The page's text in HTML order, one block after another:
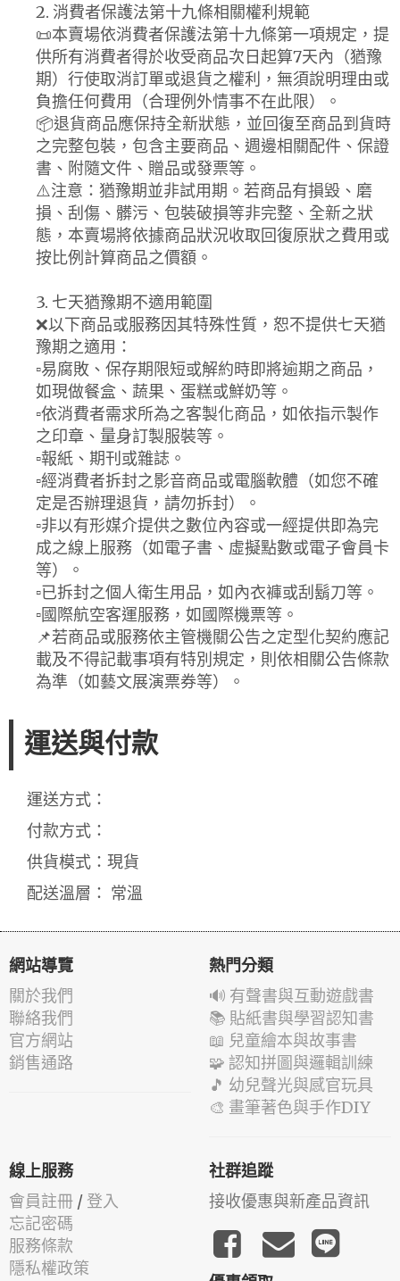
2. 消費者保護法第十九條相關權利規範
📜本賣場依消費者保護法第十九條第一項規定，提
供所有消費者得於收受商品次日起算7天內（猶豫
期）行使取消訂單或退貨之權利，無須說明理由或
負擔任何費用（合理例外情事不在此限）。
📦退貨商品應保持全新狀態，並回復至商品到貨時
之完整包裝，包含主要商品、週邊相關配件、保證
書、附隨文件、贈品或發票等。
⚠️注意：猶豫期並非試用期。若商品有損毀、磨
損、刮傷、髒污、包裝破損等非完整、全新之狀
態，本賣場將依據商品狀況收取回復原狀之費用或
按比例計算商品之價額。
3. 七天猶豫期不適用範圍
❌以下商品或服務因其特殊性質，恕不提供七天猶
豫期之適用：
▫️易腐敗、保存期限短或解約時即將逾期之商品，
如現做餐盒、蔬果、蛋糕或鮮奶等。
▫️依消費者需求所為之客製化商品，如依指示製作
之印章、量身訂製服裝等。
▫️報紙、期刊或雜誌。
▫️經消費者拆封之影音商品或電腦軟體（如您不確
定是否辦理退貨，請勿拆封）。
▫️非以有形媒介提供之數位內容或一經提供即為完
成之線上服務（如電子書、虛擬點數或電子會員卡
等）。
▫️已拆封之個人衛生用品，如內衣褲或刮鬍刀等。
▫️國際航空客運服務，如國際機票等。
📌若商品或服務依主管機關公告之定型化契約應記
載及不得記載事項有特別規定，則依相關公告條款
為準（如藝文展演票券等）。
運送與付款
運送方式：
付款方式：
供貨模式：現貨
配送溫層： 常溫
網站導覽
關於我們
聯絡我們
官方網站
銷售通路
熱門分類
🔊 有聲書與互動遊戲書
📚 貼紙書與學習認知書
📖 兒童繪本與故事書
🧩 認知拼圖與邏輯訓練
🎵 幼兒聲光與感官玩具
🎨 畫筆著色與手作DIY
線上服務
會員註冊 / 登入
忘記密碼
服務條款
隱私權政策
社群追蹤
接收優惠與新產品資訊